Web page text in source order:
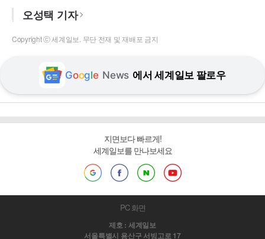
오성택 기자
Copyright ⓒ 세계일보. 무단 전재 및 재배포 금지
Google News 에서 세계일보 팔로우
지면보다 빠르게!
세계일보를 만나보세요
PC 화면
제호 : 세계일보
서울특별시 용산구 서빙고로 17